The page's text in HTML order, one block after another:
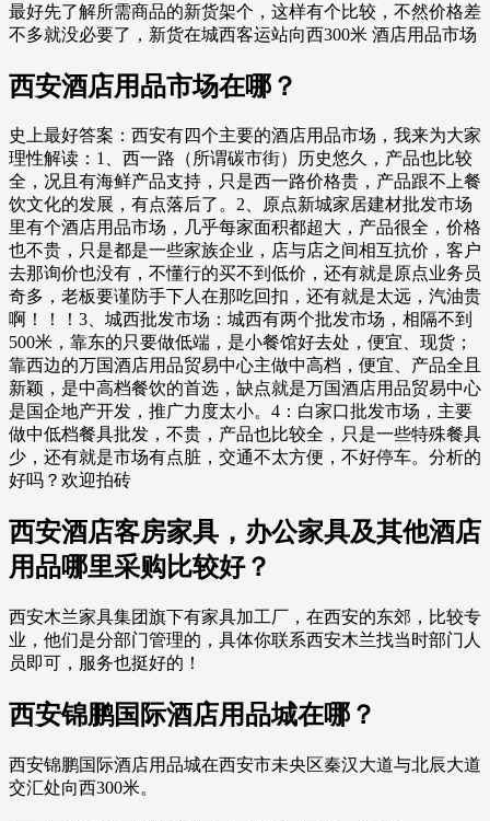
最好先了解所需商品的新货架个，这样有个比较，不然价格差
不多就没必要了，新货在城西客运站向西300米 酒店用品市场
西安酒店用品市场在哪？
史上最好答案：西安有四个主要的酒店用品市场，我来为大家
理性解读：1、西一路（所谓碳市街）历史悠久，产品也比较
全，况且有海鲜产品支持，只是西一路价格贵，产品跟不上餐
饮文化的发展，有点落后了。2、原点新城家居建材批发市场
里有个酒店用品市场，几乎每家面积都超大，产品很全，价格
也不贵，只是都是一些家族企业，店与店之间相互抗价，客户
去那询价也没有，不懂行的买不到低价，还有就是原点业务员
奇多，老板要谨防手下人在那吃回扣，还有就是太远，汽油贵
啊！！！3、城西批发市场：城西有两个批发市场，相隔不到
500米，靠东的只要做低端，是小餐馆好去处，便宜、现货；
靠西边的万国酒店用品贸易中心主做中高档，便宜、产品全且
新颖，是中高档餐饮的首选，缺点就是万国酒店用品贸易中心
是国企地产开发，推广力度太小。4：白家口批发市场，主要
做中低档餐具批发，不贵，产品也比较全，只是一些特殊餐具
少，还有就是市场有点脏，交通不太方便，不好停车。分析的
好吗？欢迎拍砖
西安酒店客房家具，办公家具及其他酒店
用品哪里采购比较好？
西安木兰家具集团旗下有家具加工厂，在西安的东郊，比较专
业，他们是分部门管理的，具体你联系西安木兰找当时部门人
员即可，服务也挺好的！
西安锦鹏国际酒店用品城在哪？
西安锦鹏国际酒店用品城在西安市未央区秦汉大道与北辰大道
交汇处向西300米。